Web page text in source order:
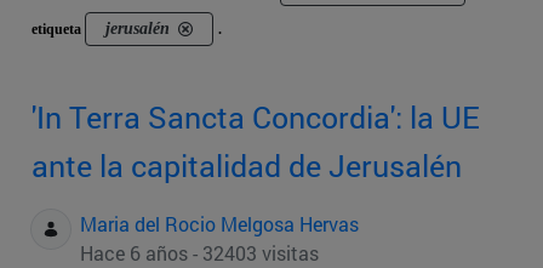
etiqueta jerusalén .
'In Terra Sancta Concordia': la UE
ante la capitalidad de Jerusalén
Maria del Rocio Melgosa Hervas
Hace 6 años - 32403 visitas